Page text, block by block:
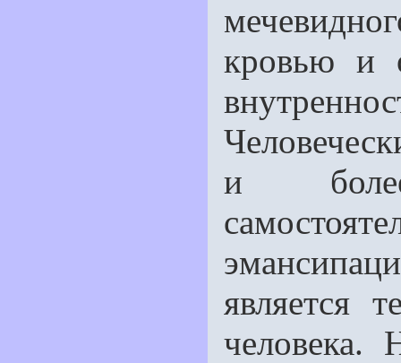
кровью и
и
является
человека.